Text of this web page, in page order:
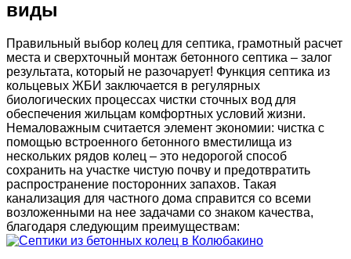
виды
Правильный выбор колец для септика, грамотный расчет
места и сверхточный монтаж бетонного септика – залог
результата, который не разочарует! Функция септика из
кольцевых ЖБИ заключается в регулярных
биологических процессах чистки сточных вод для
обеспечения жильцам комфортных условий жизни.
Немаловажным считается элемент экономии: чистка с
помощью встроенного бетонного вместилища из
нескольких рядов колец – это недорогой способ
сохранить на участке чистую почву и предотвратить
распространение посторонних запахов. Такая
канализация для частного дома справится со всеми
возложенными на нее задачами со знаком качества,
благодаря следующим преимуществам: